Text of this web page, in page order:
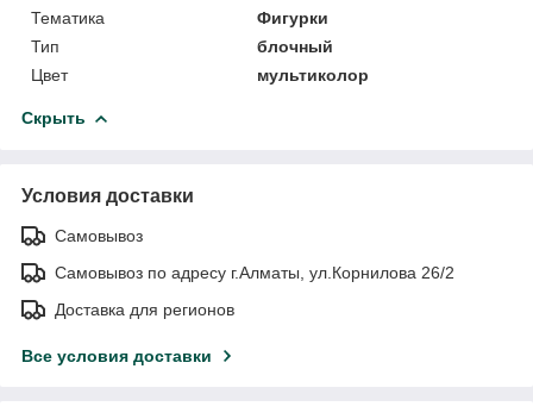
Тематика
Фигурки
Тип
блочный
Цвет
мультиколор
Скрыть
Условия доставки
Самовывоз
Самовывоз по адресу г.Алматы, ул.Корнилова 26/2
Доставка для регионов
Все условия доставки